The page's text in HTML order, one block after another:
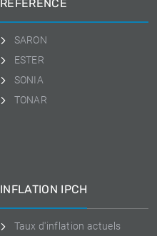
RÉFÉRENCE
SARON
ESTER
SONIA
TONAR
INFLATION IPCH
Taux d'inflation actuels